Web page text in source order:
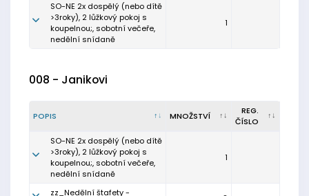
SO-NE 2x dospělý (nebo dítě
>3roky), 2 lůžkový pokoj s
koupelnou;, sobotní večeře,
nedělní snídaně
1
008 - Janikovi
POPIS MNOŽSTVÍ
REG.
ČÍSLO
SO-NE 2x dospělý (nebo dítě
>3roky), 2 lůžkový pokoj s
koupelnou;, sobotní večeře,
nedělní snídaně
1
zz_Nedělní štafety -